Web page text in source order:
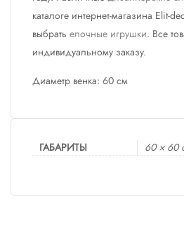
каталоге интернет-магазина Elit-
выбрать елочные игрушки. Все
индивидуальному заказу.
Диаметр венка: 60 см
ГАБАРИТЫ 60 × 60